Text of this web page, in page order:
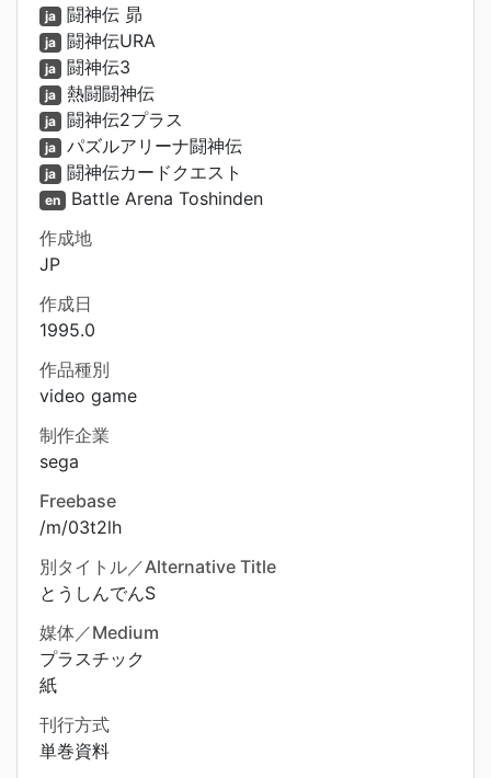
ja 闘神伝 昴
ja 闘神伝URA
ja 闘神伝3
ja 熱闘闘神伝
ja 闘神伝2プラス
ja パズルアリーナ闘神伝
ja 闘神伝カードクエスト
en Battle Arena Toshinden
作成地
JP
作成日
1995.0
作品種別
video game
制作企業
sega
Freebase
/m/03t2lh
別タイトル／Alternative Title
とうしんでんS
媒体／Medium
プラスチック
紙
刊行方式
単巻資料